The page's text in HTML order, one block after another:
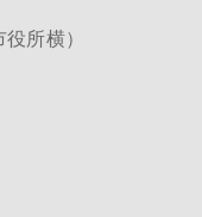
所横）